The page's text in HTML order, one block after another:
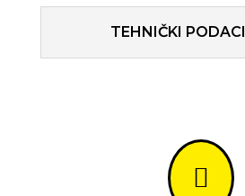
TEHNIČKI PODACI
